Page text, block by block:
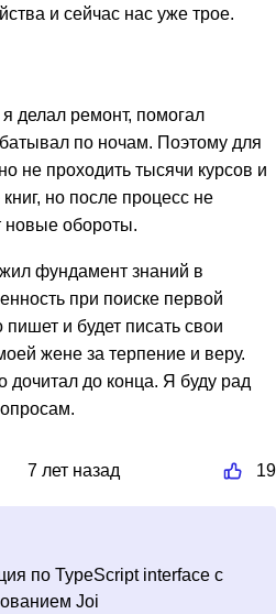
и сейчас нас уже трое.
делал ремонт, помогал
по ночам. Поэтому для
не проходить тысячи курсов и
но после процесс не
новые обороты.
фундамент знаний в
при поиске первой
и будет писать свои
жене за терпение и веру.
дочитал до конца. Я буду рад
7 лет назад 19
по TypeScript interface с
Joi